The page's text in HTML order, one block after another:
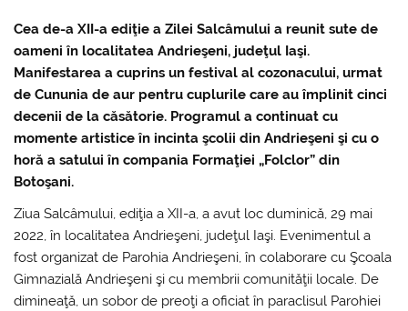
Cea de-a XII-a ediţie a Zilei Salcâmului a reunit sute de
oameni în localitatea Andrieşeni, judeţul Iaşi.
Manifestarea a cuprins un festival al cozonacului, urmat
de Cununia de aur pentru cuplurile care au împlinit cinci
decenii de la căsătorie. Programul a continuat cu
momente artistice în incinta şcolii din Andrieşeni şi cu o
horă a satului în compania Formaţiei „Folclor” din
Botoşani.
Ziua Salcâmului, ediţia a XII-a, a avut loc duminică, 29 mai
2022, în localitatea Andrieşeni, judeţul Iaşi. Evenimentul a
fost organizat de Parohia Andrieşeni, în colaborare cu Şcoala
Gimnazială Andrieşeni şi cu membrii comunităţii locale. De
dimineaţă, un sobor de preoţi a oficiat în paraclisul Parohiei